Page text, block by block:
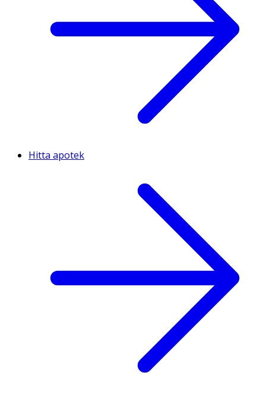
Hitta apotek